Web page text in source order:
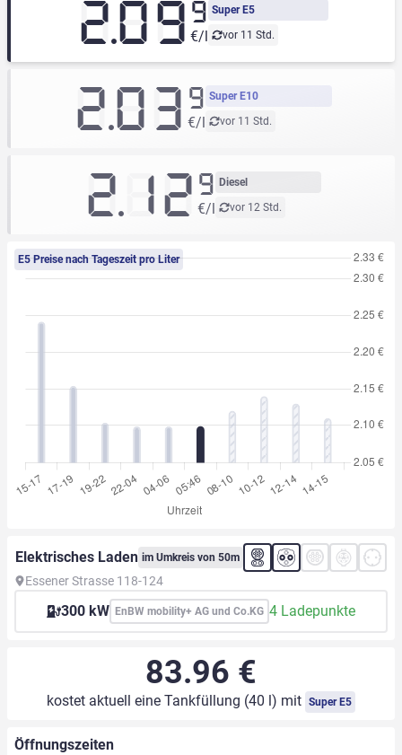
Super E5
vor 11 Std.
2.099
€/l
Super E10
vor 11 Std.
2.03 9
€/l
Diesel
vor 12 Std.
2.129
€/l
E5 Preise nach Tageszeit pro Liter
Elektrisches Laden im Umkreis von 50m
Essener Strasse 118-124
300 kW EnBW mobility+ AG und Co.KG 4 Ladepunkte
83.96 €
kostet aktuell eine Tankfüllung (40 l) mit Super E5
Öffnungszeiten